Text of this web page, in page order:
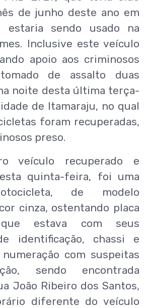
de junho deste ano em
estaria sendo usado na
Inclusive este veículo
apoio aos criminosos
de assalto duas
noite desta última terça-
de Itamaraju, no qual
foram recuperadas,
preso.
veículo recuperado e
quinta-feira, foi uma
de modelo
cinza, ostentando placa
estava com seus
identificação, chassi e
com suspeitas
sendo encontrada
João Ribeiro dos Santos,
diferente do veículo